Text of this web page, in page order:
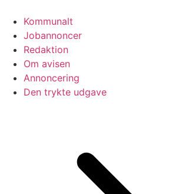
indhold
Kommunalt
Jobannoncer
Redaktion
Om avisen
Annoncering
Den trykte udgave